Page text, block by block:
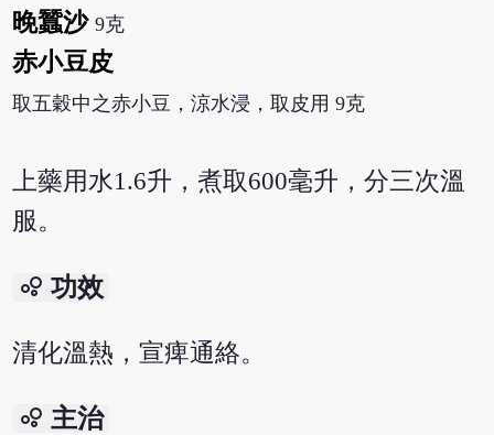
晚蠶沙 9克
赤小豆皮
取五穀中之赤小豆，涼水浸，取皮用 9克
上藥用水1.6升，煮取600毫升，分三次溫
服。
bubble_chart 功效
清化溫熱，宣痺通絡。
bubble_chart 主治